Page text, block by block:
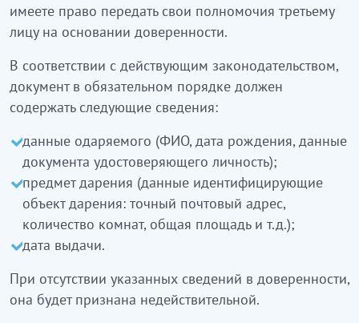
имеете право передать свои полномочия третьему
лицу на основании доверенности.
В соответствии с действующим законодательством,
документ в обязательном порядке должен
содержать следующие сведения:
данные одаряемого (ФИО, дата рождения, данные
документа удостоверяющего личность);
предмет дарения (данные идентифицирующие
объект дарения: точный почтовый адрес,
количество комнат, общая площадь и т.д.);
дата выдачи.
При отсутствии указанных сведений в доверенности,
она будет признана недействительной.